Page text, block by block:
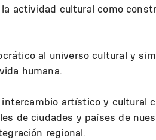
actividad cultural como
al universo cultural y
humana.
artístico y cultural
de ciudades y países de
regional.